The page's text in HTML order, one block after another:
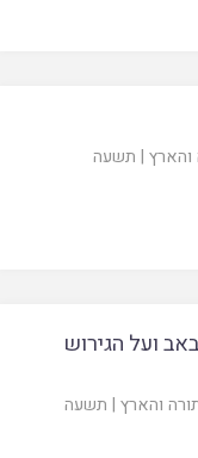
והארץ | תשעה
ועל הגירוש
והארץ | תשעה